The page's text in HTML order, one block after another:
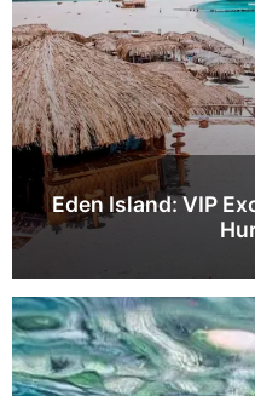
Eden Island: VIP